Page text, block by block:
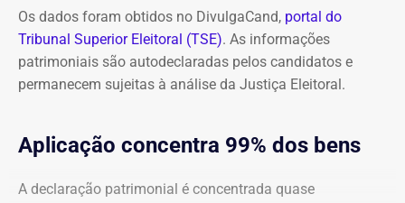
Globo”
Os dados foram obtidos no DivulgaCand, portal do
Tribunal Superior Eleitoral (TSE). As informações
patrimoniais são autodeclaradas pelos candidatos e
permanecem sujeitas à análise da Justiça Eleitoral.
Aplicação concentra 99% dos bens
A declaração patrimonial é concentrada quase